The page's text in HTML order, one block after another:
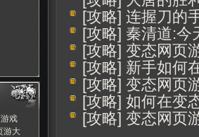
[攻略] 连握刀的
[攻略] 秦清道:今
[攻略] 变态网页
[攻略] 新手如何
[攻略] 变态网页
[攻略] 如何在变
[攻略] 变态网页
戏
游大